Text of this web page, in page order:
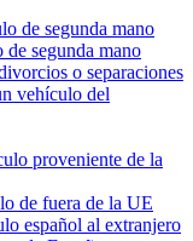
de segunda mano
segunda mano
o separaciones
vehículo del
proveniente de la
de fuera de la UE
español al extranjero